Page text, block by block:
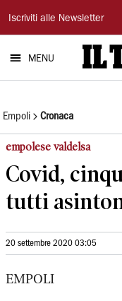
Il
Tirreno
Iscriviti alle Newsletter
MENU
Empoli Cronaca
empolese valdelsa
Covid,
tutti
20 settembre 2020 03:05
EMPOLI